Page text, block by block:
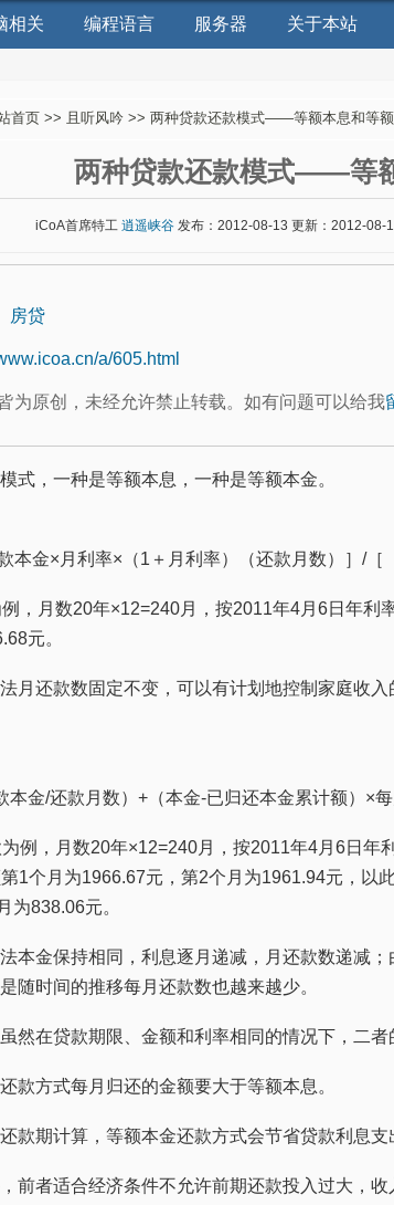
相关 编程语言 服务器 关于本站
首页>> 且听风吟>> 两种贷款还款模式——等额本息和等
两种贷款还款模式——等
iCoA首席特工 逍遥峡谷发布：2012-08-13 更新：2012-08-
房贷
a/605.html
为原创，未经允许禁止转载。如有问题可以给我
式，一种是等额本息，一种是等额本金。
本金×月利率×（1＋月利率）（还款月数）］/［
，月数20年×12=240月，按2011年4月6日年
元。
月还款数固定不变，可以有计划地控制家庭收
本金/还款月数）+（本金-已归还本金累计额）×
例，月数20年×12=240月，按2011年4月6日
1个月为1966.67元，第2个月为1961.94元，以
为838.06元。
本金保持相同，利息逐月递减，月还款数递减
随时间的推移每月还款数也越来越少。
然在贷款期限、金额和利率相同的情况下，二者
款方式每月归还的金额要大于等额本息。
款期计算，等额本金还款方式会节省贷款利息支
前者适合经济条件不允许前期还款投入过大，